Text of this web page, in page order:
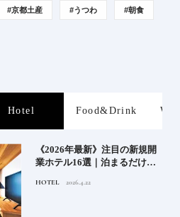
#京都土産 #うつわ #朝食
Hotel Food&Drink
《2026年最新》注目の新規開
業ホテル16選｜泊まるだけで
ル
HOTEL 2026.4.22